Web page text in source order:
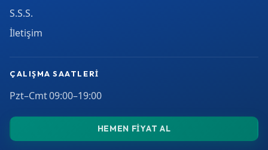
S.S.S.
İletişim
ÇALIŞMA SAATLERI
Pzt–Cmt 09:00–19:00
HEMEN FIYAT AL